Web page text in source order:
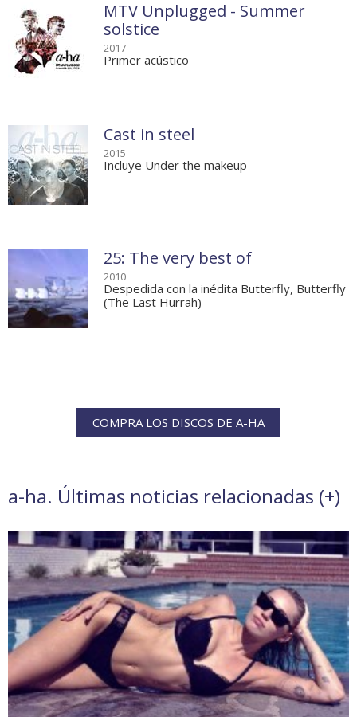
MTV Unplugged - Summer
solstice
2017
Primer acústico
Cast in steel
2015
Incluye Under the makeup
25: The very best of
2010
Despedida con la inédita Butterfly, Butterfly
(The Last Hurrah)
COMPRA LOS DISCOS DE A-HA
a-ha. Últimas noticias relacionadas (+)